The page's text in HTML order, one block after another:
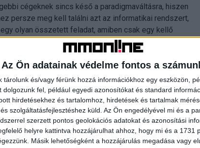
Az Ön adatainak védelme fontos a
tárolunk és/vagy férünk hozzá információkhoz egy eszközön,
dolgozunk fel, például egyedi azonosítókat és standard
hirdetésekhez és tartalomhoz, hirdetések és tartalmak
szolgáltatásfejlesztéshez küld. Az Ön engedélyével mi és a
szerzett pontos geolokációs adatokat és azonosítási
helyre kattintva hozzájárulhat ahhoz, hogy mi és a 1731
Másik lehetőségként a hozzájárulás megadása vagy
cégeknek sincs késő a paradigmaváltásra, hiszen
persze meg kell találni azt az informatikai rendszert,
olyan összetett feladat, amiben csak egy kellő
segítheti a cégeket.
években alapította a cégét még nem az informatikára
így célszerű, ha már az első pillanattól áll a
döntéseket.” - érvelt Juhász Viktor üzleti